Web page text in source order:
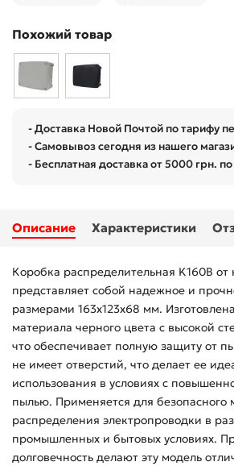
Похожий товар
- Доставка Новой Почтой по тарифу
- Самовывоз сегодня из нашего
- Бесплатная доставка от 5000 грн.
Описание Характеристики
Коробка распределительная K160B
представляет собой надежное и
размерами 163х123х68 мм.
материала черного цвета с высокой
что обеспечивает полную защиту от
не имеет отверстий, что делает ее
использования в условиях с
пылью. Применяется для безопасного
распределения электропроводки в
промышленных и бытовых условиях.
долговечность делают эту модель